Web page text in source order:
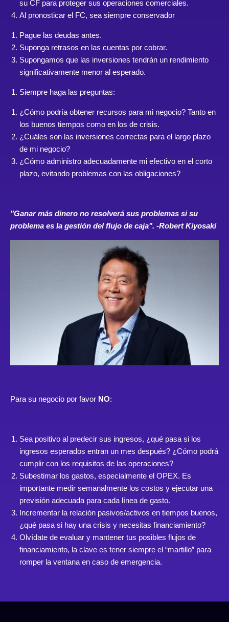
su CF para proteger sus operaciones comerciales.
Al pronosticar el FC, sea siempre conservador
Pague las deudas antes.
Suponga retrasos en las cuentas por cobrar.
Supongamos que las inversiones tendrán un rendimiento
significativamente menor al esperado.
Siempre haga las preguntas:
¿Cómo podría obtener recursos para mi negocio? Tanto en
los buenos tiempos como en los de crisis.
¿Cuáles son las inversiones correctas para el largo plazo
de mi negocio?
¿Cómo administro adecuadamente mi efectivo en el corto
plazo, evitando problemas con las obligaciones?
"Ganar más dinero no resolverá sus problemas si su
problema es la gestión del flujo de caja". -Robert Kiyosaki
Para su negocio por favor NO:
Sea positivo al predecir sus ingresos, ¿qué pasa si los
ingresos esperados entran un mes después? ¿Cómo podrá
cumplir con los requisitos de las operaciones?
Subestimar los gastos, especialmente el OPEX. Es
importante medir semanalmente los costos y ejecutar una
previsión adecuada para cada línea de gasto.
Incrementar la relación pasivos/activos en tiempos buenos,
¿qué pasa si hay una crisis y necesitas financiamiento?
Olvídate de evaluar y mantener tus posibles flujos de
financiamiento, la clave es tener siempre el “martillo” para
romper la ventana en caso de emergencia.